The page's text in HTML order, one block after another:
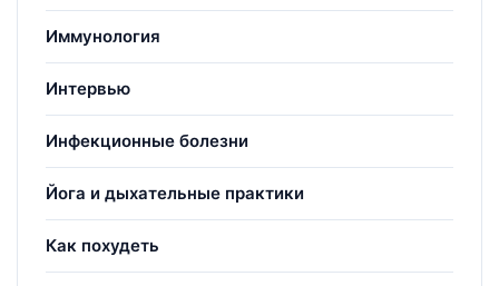
Иммунология
Интервью
Инфекционные болезни
Йога и дыхательные практики
Как похудеть